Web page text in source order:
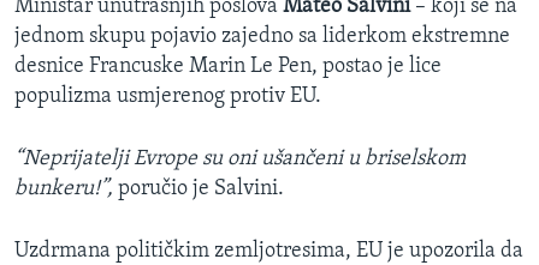
Ministar unutrašnjih poslova Mateo Salvini– koji se na
jednom skupu pojavio zajedno sa liderkom ekstremne
desnice Francuske Marin Le Pen, postao je lice
populizma usmjerenog protiv EU.
“Neprijatelji Evrope su oni ušančeni u briselskom
bunkeru!”, poručio je Salvini.
Uzdrmana političkim zemljotresima, EU je upozorila da